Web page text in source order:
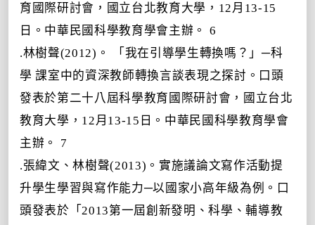
育 國際研討會，國立台北教育大學，12月13-15
日。中華民國科學教育學會主辦。 6
.林樹聲(2012)。 「我在引導學生轉換嗎？」─科
學 課室中的資深教師轉換言談表現之探討。口頭
發表於第二十八屆科學教育國際研討會，國立台北
教育大學，12月13-15日。中華民國科學教育學會
主辦 。 7
.張緯文、林樹聲(2013)。實施議論文寫作活動提
升學生學習與寫作能力─以國家小高年級為例。口
頭發表於「2013第一屆創新發明、科學、輔導教